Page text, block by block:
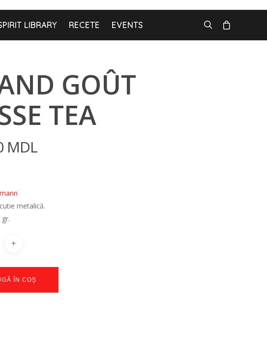
LIBRARY RECETE EVENTS
GOÛT
TEA
MDL
metalică.
ÎN COȘ